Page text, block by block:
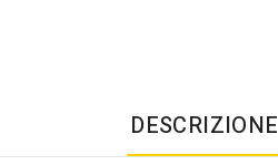
DESCRIZIONE